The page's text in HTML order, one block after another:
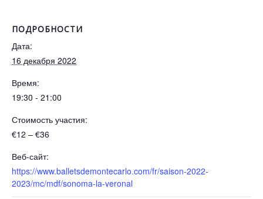
ПОДРОБНОСТИ
Дата:
16 декабря 2022
Время:
19:30 - 21:00
Стоимость участия:
€12 – €36
Веб-сайт:
https://www.balletsdemontecarlo.com/fr/saison-2022-
2023/mc/mdf/sonoma-la-veronal